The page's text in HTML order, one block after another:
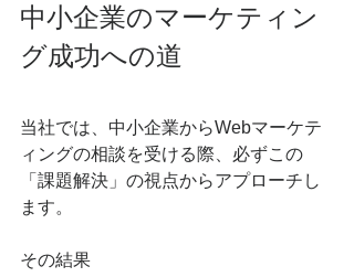
中小企業のマーケティン
グ成功への道
当社では、中小企業からWebマーケテ
ィングの相談を受ける際、必ずこの
「課題解決」の視点からアプローチし
ます。
その結果